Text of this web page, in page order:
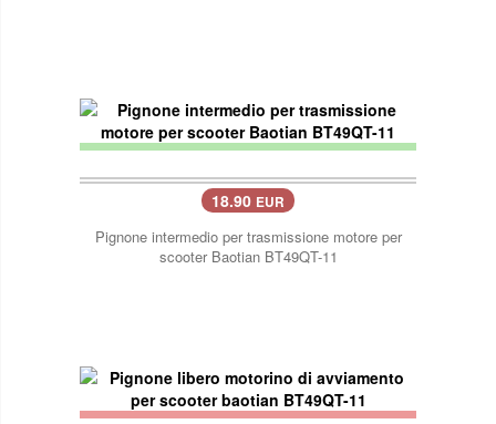
18.90 EUR
Pignone intermedio per trasmissione motore per
scooter Baotian BT49QT-11